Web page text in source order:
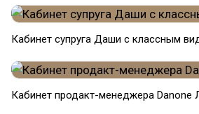
Кабинет супруга Даши с классным
Кабинет продакт-менеджера Danone